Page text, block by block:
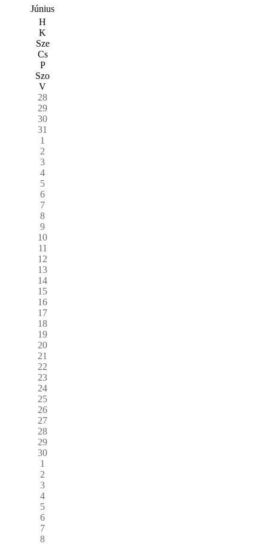
Június
H
K
Sze
Cs
P
Szo
V
28
29
30
31
1
2
3
4
5
6
7
8
9
10
11
12
13
14
15
16
17
18
19
20
21
22
23
24
25
26
27
28
29
30
1
2
3
4
5
6
7
8